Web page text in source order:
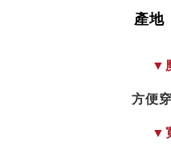
產地
▼
方便
▼